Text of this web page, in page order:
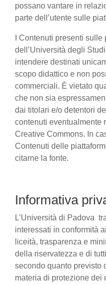
possano vantare in
parte dell’utente sulle
I Contenuti presenti
dell’Università degli
intendere destinati
scopo didattico e non
commerciali. È vietato
che non sia
dai titolari e/o detentori
contenuti eventualmente
Creative Commons. In
Contenuti delle
citarne la fonte.
Informativa
L’Università di Padova
interessati in conformità
liceità, trasparenza e
della riservatezza e di
secondo quanto previsto
materia di protezione dei